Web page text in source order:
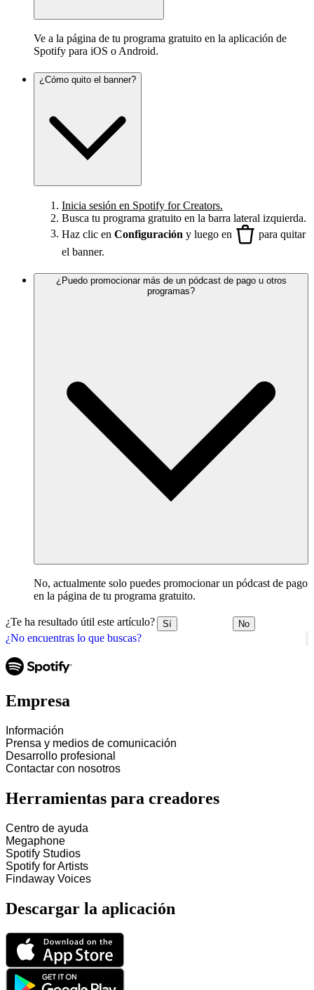
¿No encuentras lo que buscas?
Ve a la página de tu programa gratuito en la aplicación de
Spotify para iOS o Android.
¿Cómo quito el banner?
Inicia sesión en Spotify for Creators.
Busca tu programa gratuito en la barra lateral izquierda.
Haz clic en Configuración y luego en
para quitar
el banner.
¿Puedo promocionar más de un pódcast de pago u otros
programas?
No, actualmente solo puedes promocionar un pódcast de pago
en la página de tu programa gratuito.
¿Te ha resultado útil este artículo? Sí No
Empresa
Información
Prensa y medios de comunicación
Desarrollo profesional
Contactar con nosotros
Herramientas para creadores
Centro de ayuda
Megaphone
Spotify Studios
Spotify for Artists
Findaway Voices
Descargar la aplicación